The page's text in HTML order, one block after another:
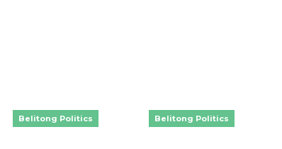
Belitong Politics Belitong Politics